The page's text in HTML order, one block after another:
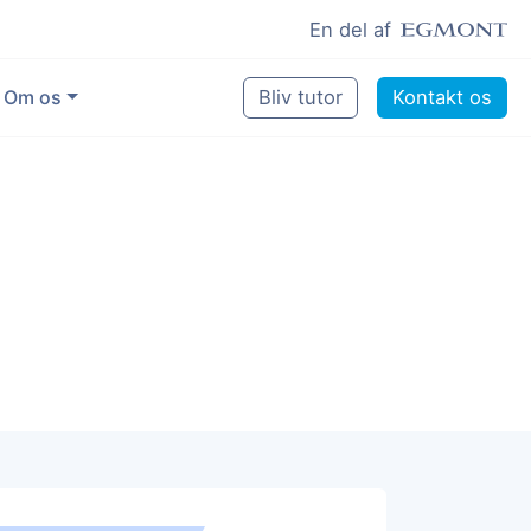
En del af
Om os Bliv tutor Kontakt os